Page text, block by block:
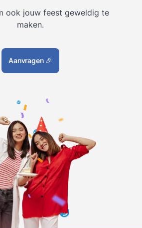
ook jouw feest geweldig te
maken.
Aanvragen 🎉